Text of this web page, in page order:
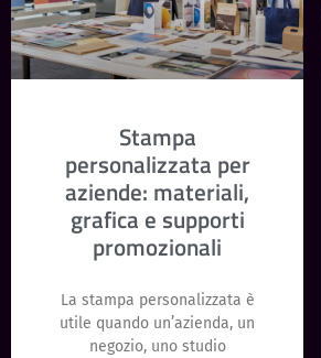
Stampa
personalizzata per
aziende: materiali,
grafica e supporti
promozionali
La stampa personalizzata è
utile quando un’azienda, un
negozio, uno studio